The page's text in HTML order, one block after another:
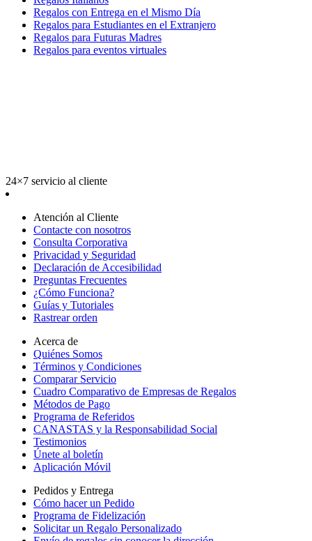
Regalos con Entrega en el Mismo Día
Regalos para Estudiantes en el Extranjero
Regalos para Futuras Madres
Regalos para eventos virtuales
24×7 servicio al cliente
Atención al Cliente
Contacte con nosotros
Consulta Corporativa
Privacidad y Seguridad
Declaración de Accesibilidad
Preguntas Frecuentes
¿Cómo Funciona?
Guías y Tutoriales
Rastrear orden
Acerca de
Quiénes Somos
Términos y Condiciones
Comparar Servicio
Cuadro Comparativo de Empresas de Regalos
Métodos de Pago
Programa de Referidos
CANASTAS y la Responsabilidad Social
Testimonios
Únete al boletín
Aplicación Móvil
Pedidos y Entrega
Cómo hacer un Pedido
Programa de Fidelización
Solicitar un Regalo Personalizado